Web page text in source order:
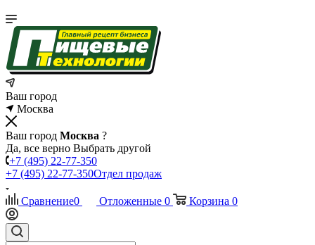
Ваш город
Москва
Ваш город Москва ?
Да, все верно Выбрать другой
+7 (495) 22-77-350
+7 (495) 22-77-350Отдел продаж
Сравнение0 Отложенные 0 Корзина 0